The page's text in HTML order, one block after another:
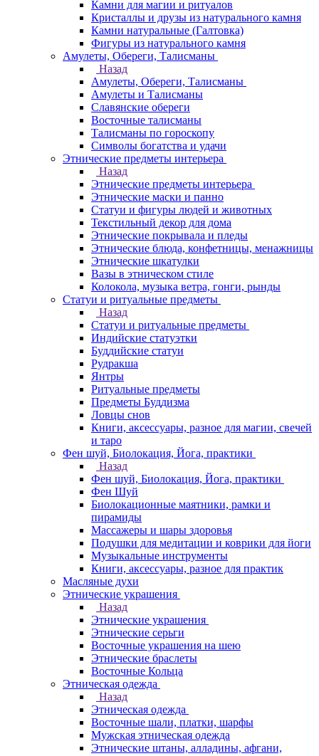
Камни для магии и ритуалов
Кристаллы и друзы из натурального камня
Камни натуральные (Галтовка)
Фигуры из натурального камня
Амулеты, Обереги, Талисманы
Назад
Амулеты, Обереги, Талисманы
Амулеты и Талисманы
Славянские обереги
Восточные талисманы
Талисманы по гороскопу
Символы богатства и удачи
Этнические предметы интерьера
Назад
Этнические предметы интерьера
Этнические маски и панно
Статуи и фигуры людей и животных
Текстильный декор для дома
Этнические покрывала и пледы
Этнические блюда, конфетницы, менажницы
Этнические шкатулки
Вазы в этническом стиле
Колокола, музыка ветра, гонги, рынды
Статуи и ритуальные предметы
Назад
Статуи и ритуальные предметы
Индийские статуэтки
Буддийские статуи
Рудракша
Янтры
Ритуальные предметы
Предметы Буддизма
Ловцы снов
Книги, аксессуары, разное для магии, свечей
и таро
Фен шуй, Биолокация, Йога, практики
Назад
Фен шуй, Биолокация, Йога, практики
Фен Шуй
Биолокационные маятники, рамки и
пирамиды
Массажеры и шары здоровья
Подушки для медитации и коврики для йоги
Музыкальные инструменты
Книги, аксессуары, разное для практик
Масляные духи
Этнические украшения
Назад
Этнические украшения
Этнические серьги
Восточные украшения на шею
Этнические браслеты
Восточные Кольца
Этническая одежда
Назад
Этническая одежда
Восточные шали, платки, шарфы
Мужская этническая одежда
Этнические штаны, алладины, афгани,